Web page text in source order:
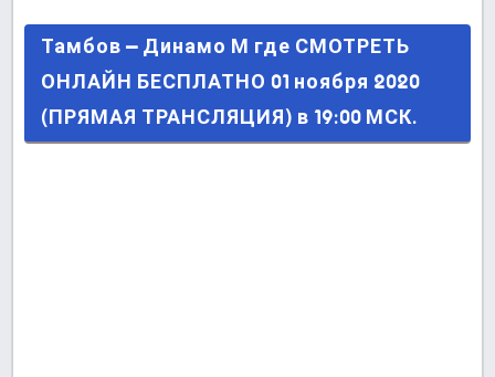
Тамбов – Динамо М где СМОТРЕТЬ ОНЛАЙН
БЕСПЛАТНО 01 ноября 2020 (ПРЯМАЯ
ТРАНСЛЯЦИЯ) в 19:00 МСК.
Тамбов – Динамо М где СМОТРЕТЬ
ОНЛАЙН БЕСПЛАТНО 01 ноября 2020
(ПРЯМАЯ ТРАНСЛЯЦИЯ) в 19:00 МСК.